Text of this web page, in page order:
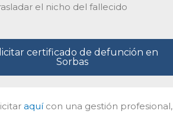
el nicho del fallecido
certificado de defunción en
Sorbas
aquícon una gestión profesional,